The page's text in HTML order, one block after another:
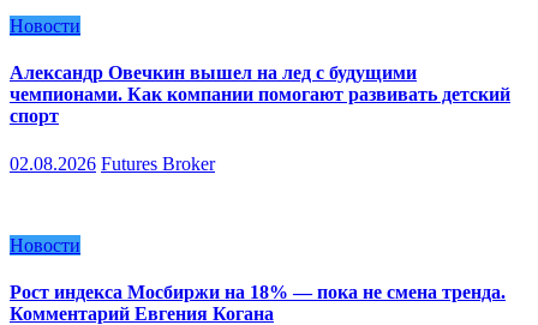
Новости
Александр Овечкин вышел на лед с будущими
чемпионами. Как компании помогают развивать детский
спорт
02.08.2026 Futures Broker
Новости
Рост индекса Мосбиржи на 18% — пока не смена тренда.
Комментарий Евгения Когана